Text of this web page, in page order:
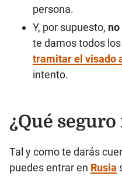
persona.
Y, por supuesto,
te damos todos
tramitar el visado
intento.
¿Qué
Tal y como te darás
puedes entrar en Rusia